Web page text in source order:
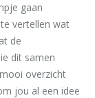
gaan
vertellen wat
de
dit samen
overzicht
jou al een idee